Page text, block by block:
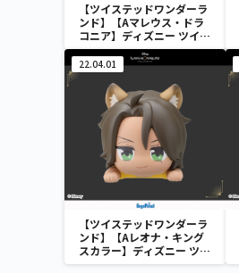
【ツイステッドワンダーラ
ンド】【Aマレウス・ドラ
コニア】ディズニー ツイス
テッドワンダーランド&
you[MP]式典服[KCM]“デ
ィアソムニア寮”
22.04.01
【ツイステッドワンダーラ
ンド】【Aレオナ・キング
スカラー】ディズニー ツイ
ステッドワンダーランド ち